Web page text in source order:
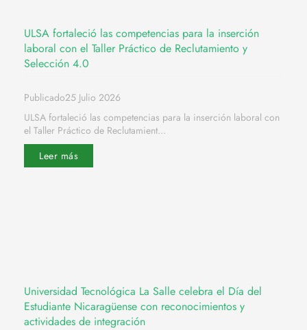
ULSA fortaleció las competencias para la inserción
laboral con el Taller Práctico de Reclutamiento y
Selección 4.0
Publicado25 Julio 2026
ULSA fortaleció las competencias para la inserción laboral con
el Taller Práctico de Reclutamient...
Leer más
Universidad Tecnológica La Salle celebra el Día del
Estudiante Nicaragüense con reconocimientos y
actividades de integración